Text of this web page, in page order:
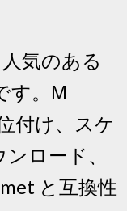
気のある
す。Μ
付け、スケ
ロード、
と互換性